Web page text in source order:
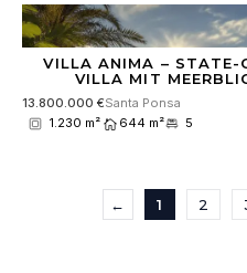
VILLA ANIMA – STATE-
VILLA MIT
13.800.000 €Santa Ponsa
1.230 m²
644 m² 5
← 1 2